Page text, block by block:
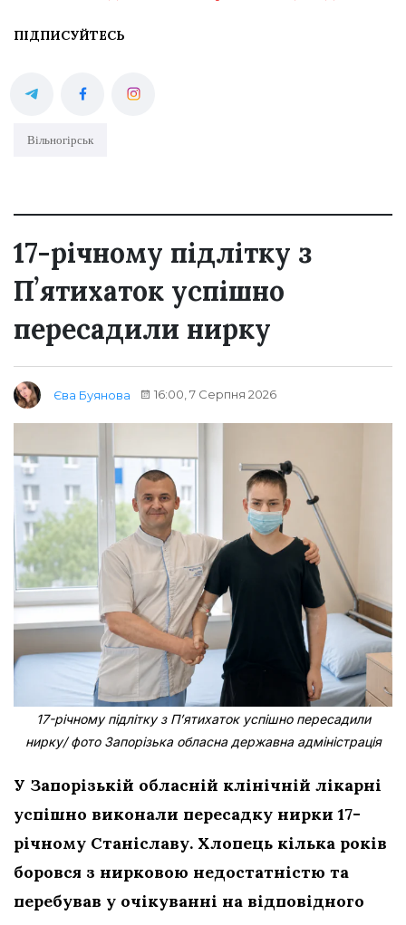
ПІДПИСУЙТЕСЬ
Вільногірськ
17-річному підлітку з
Пʼятихаток успішно
пересадили нирку
Єва Буянова 16:00, 7 Серпня 2026
17-річному підлітку з Пʼятихаток успішно пересадили
нирку/ фото Запорізька обласна державна адміністрація
У Запорізькій обласній клінічній лікарні
успішно виконали пересадку нирки 17-
річному Станіславу. Хлопець кілька років
боровся з нирковою недостатністю та
перебував у очікуванні на відповідного